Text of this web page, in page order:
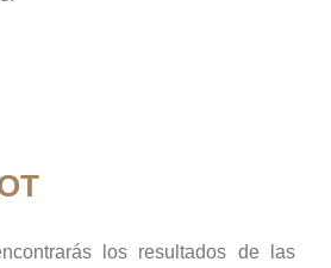
los resultados de las